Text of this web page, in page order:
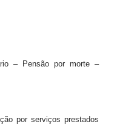
– Pensão por morte –
por serviços prestados